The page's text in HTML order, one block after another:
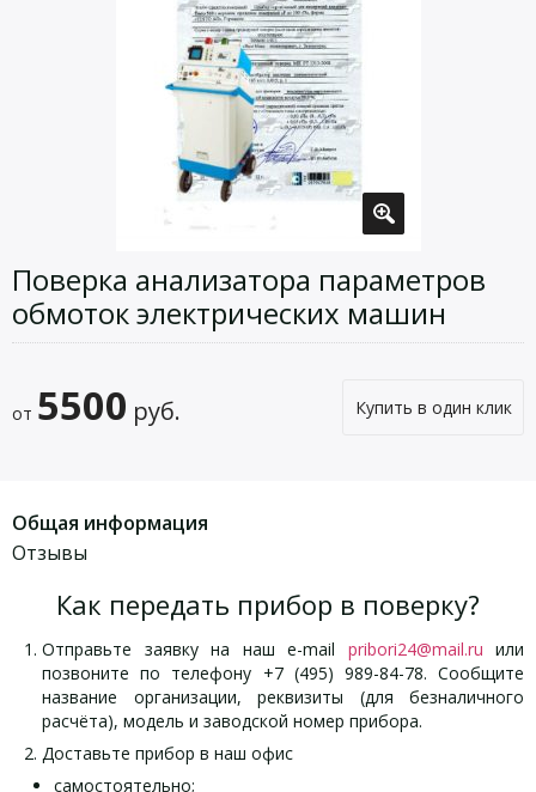
Поверка анализатора параметров
обмоток электрических машин
от 5500 руб. Купить в один клик
Общая информация
Отзывы
Как передать прибор в поверку?
Отправьте заявку на наш e-mail pribori24@mail.ru или
позвоните по телефону +7 (495) 989-84-78. Сообщите
название организации, реквизиты (для безналичного
расчёта), модель и заводской номер прибора.
Доставьте прибор в наш офис
самостоятельно;